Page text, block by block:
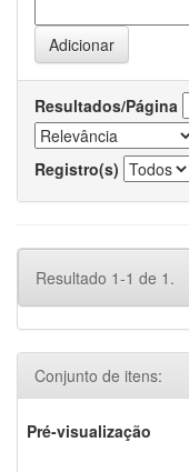
Resultados/Página
Registro(s)
Resultado 1-1 de 1.
Conjunto de itens:
Pré-visualização